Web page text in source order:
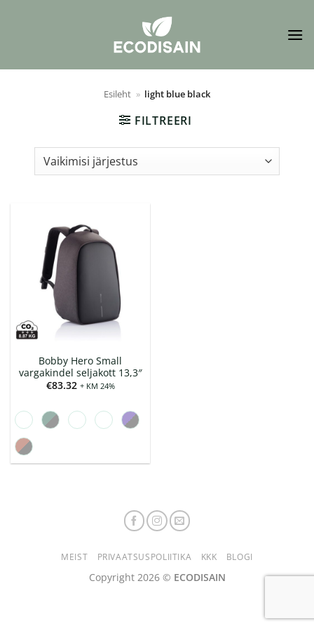
Esileht » light blue black
FILTREERI
Bobby Hero Small
vargakindel seljakott 13,3″
€83.32 + KM 24%
MEIST PRIVAATSUSPOLIITIKA KKK BLOGI
Copyright 2026 © ECODISAIN